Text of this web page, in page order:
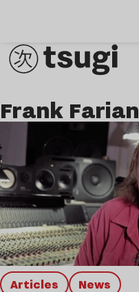
Nu Jazz
Indie
Frank Farian
Articles news